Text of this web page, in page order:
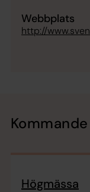
Webbplats
http://
Högmässa